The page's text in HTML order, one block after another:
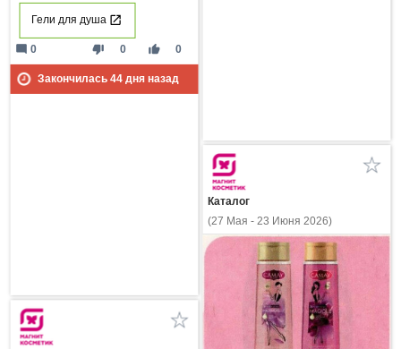
Гели для душа
thumb_down 0 thumb_up 0
mode_comment 0
Закончилась 44дня назад
Каталог
(27 Мая - 23 Июня 2026)